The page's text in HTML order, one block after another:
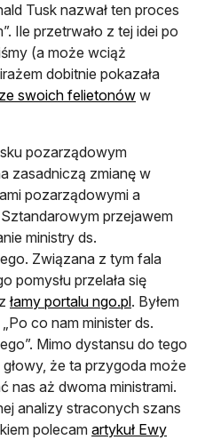
Tusk nazwał ten proces
Ile przetrwało z tej idei po
(a może wciąż
dobitnie pokazała
swoich felietonów w
pozarządowym
zasadniczą zmianę w
pozarządowymi a
przejawem
ministry ds.
Związana z tym fala
pomysłu przelała się
łamy portalu ngo.pl. Byłem
co nam minister ds.
Mimo dystansu do tego
że ta przygoda może
nas aż dwoma ministrami.
analizy straconych szans
polecam artykuł Ewy